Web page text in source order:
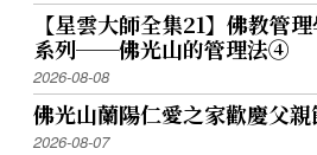
【星雲大師全集21】佛教管
系列──佛光山的管理法④
2026-08-08
佛光山蘭陽仁愛之家歡慶父親
2026-08-07